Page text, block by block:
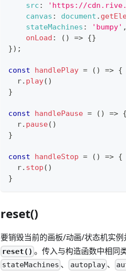
src : 'https://
canvas : document .
stateMachines : 'bumpy' ,
onLoad : ( ) => {}
}) ;
const handlePlay = ( ) => {
  r
. play( )
}
const handlePause = ( ) => {
  r
. pause( )
}
const handleStop = ( ) => {
  r
. stop ( )
}
reset()
要销毁当前的画板/动画/状态机实
reset() 。传入与构造函数中相同
stateMachines 、 autoplay、